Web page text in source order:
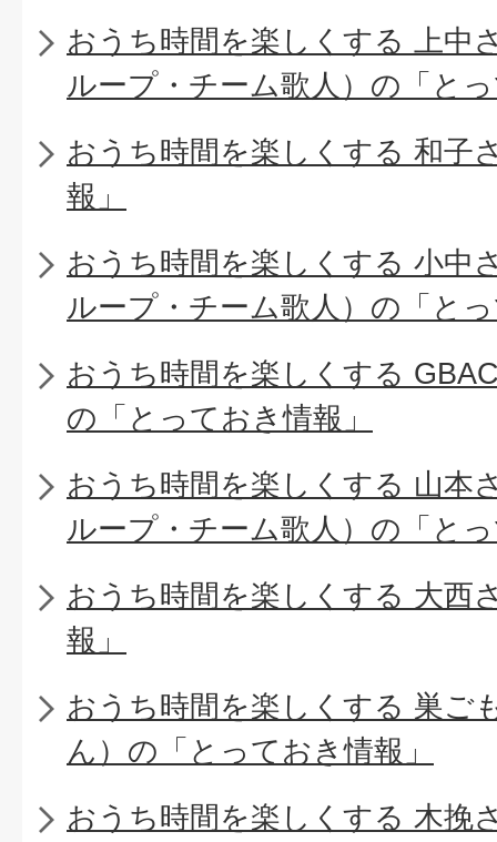
おうち時間を楽しくする 上中
ループ・チーム歌人）の「と
おうち時間を楽しくする 和子
報」
おうち時間を楽しくする 小中
ループ・チーム歌人）の「と
おうち時間を楽しくする
の「とっておき情報」
おうち時間を楽しくする 山本
ループ・チーム歌人）の「と
おうち時間を楽しくする 大西
報」
おうち時間を楽しくする 巣ご
ん）の「とっておき情報」
おうち時間を楽しくする 木挽